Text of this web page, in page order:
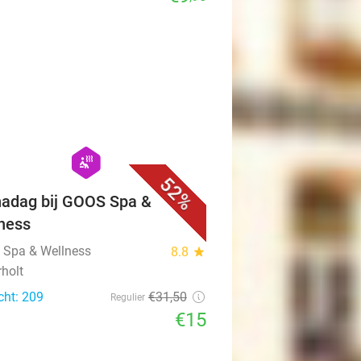
52%
hexagon
wellness
bij GOOS Spa &
Spa & Wellness 8.8 star
209
Regulier €31,50
€15